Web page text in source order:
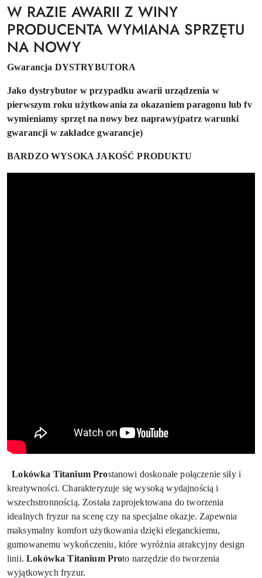
W RAZIE AWARII Z WINY
PRODUCENTA WYMIANA SPRZĘTU
NA NOWY
Gwarancja DYSTRYBUTORA
Jako dystrybutor w przypadku awarii urządzenia w
pierwszym roku użytkowania za okazaniem paragonu lub fv
wymieniamy sprzęt na nowy bez naprawy(patrz warunki
gwarancji w zakładce gwarancje)
BARDZO WYSOKA JAKOŚĆ PRODUKTU
Lokówka Titanium Prostanowi doskonałe połączenie siły i
kreatywności. Charakteryzuje się wysoką wydajnością i
wszechstronnością. Została zaprojektowana do tworzenia
idealnych fryzur na scenę czy na specjalne okazje. Zapewnia
maksymalny komfort użytkowania dzięki eleganckiemu,
gumowanemu wykończeniu, które wyróżnia atrakcyjny design
linii.Lokówka Titanium Proto narzędzie do tworzenia
wyjątkowych fryzur.